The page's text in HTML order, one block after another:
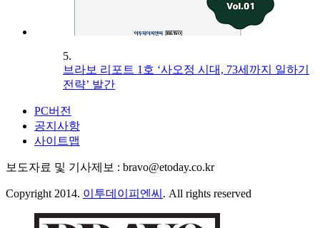
5.
브라보 리포트 1호 ‘사오정 시대, 73세까지 일하기
전략’ 발간
PC버전
공지사항
사이트맵
보도자료 및 기사제보 : bravo@etoday.co.kr
Copyright 2014. 이투데이피엔씨 . All rights reserved